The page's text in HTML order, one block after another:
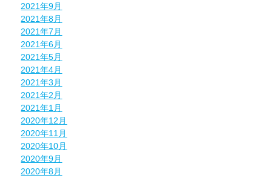
2021年9月
2021年8月
2021年7月
2021年6月
2021年5月
2021年4月
2021年3月
2021年2月
2021年1月
2020年12月
2020年11月
2020年10月
2020年9月
2020年8月